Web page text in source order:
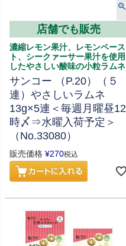
店舗でも販売
濃縮レモン果汁、レモンペース
ト、シークァーサー果汁を使用
したやさしい酸味の小粒ラムネ
サンコー （P.20）（５
連）やさしいラムネ
13g×5連＜毎週月曜昼12
時〆⇒水曜入荷予定＞
（No.33080）
販売価格 ¥270税込